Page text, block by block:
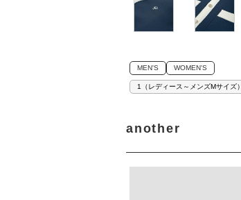
MEN'S WOMEN'S
1（レディース～メンズMサイズ）
another